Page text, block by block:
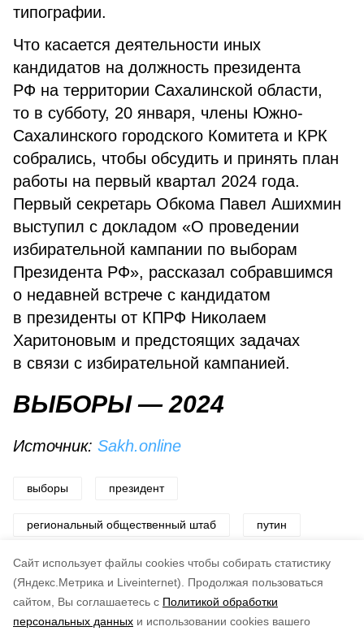
Cайт использует файлы cookies чтобы собирать статистику
(Яндекс.Метрика и Liveinternet).
Продолжая пользоваться
сайтом, Вы соглашаетесь с Политикой обработки
персональных данных и использовании cookies вашего
типографии.
Что касается деятельности иных
кандидатов на должность президента
РФ на территории Сахалинской области,
то в субботу, 20 января, члены Южно-
Сахалинского городского Комитета и КРК
собрались, чтобы обсудить и принять план
работы на первый квартал 2024 года.
Первый секретарь Обкома Павел Ашихмин
выступил с докладом «О проведении
избирательной кампании по выборам
Президента РФ», рассказал собравшимся
о недавней встрече с кандидатом
в президенты от КПРФ Николаем
Харитоновым и предстоящих задачах
в связи с избирательной кампанией.
ВЫБОРЫ — 2024
Источник: Sakh.online
выборы президент
региональный общественный штаб путин
сбор подписей